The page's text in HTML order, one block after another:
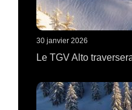
30 janvier 2026
Le TGV Alto